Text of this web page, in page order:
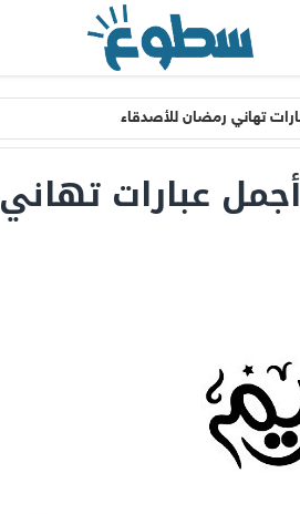
تهاني رمضان للأصدقاء
عبارات تهاني